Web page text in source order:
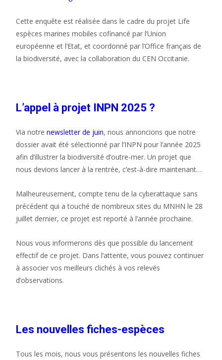
Cette enquête est réalisée dans le cadre du projet Life
espèces marines mobiles cofinancé par l’Union
européenne et l’Etat, et coordonné par l’Office français de
la biodiversité, avec la collaboration du CEN Occitanie.
L’appel à projet INPN 2025 ?
Via notre newsletter de juin, nous annoncions que notre
dossier avait été sélectionné par l’INPN pour l’année 2025
afin d’illustrer la biodiversité d’outre-mer. Un projet que
nous devions lancer à la rentrée, c’est-à-dire maintenant…
Malheureusement, compte tenu de la cyberattaque sans
précédent qui a touché de nombreux sites du MNHN le 28
juillet dernier, ce projet est reporté à l’année prochaine.
Nous vous informerons dès que possible du lancement
effectif de ce projet. Dans l’attente, vous pouvez continuer
à associer vos meilleurs clichés à vos relevés
d’observations.
Les nouvelles fiches-espèces
Tous les mois, nous vous présentons les nouvelles fiches